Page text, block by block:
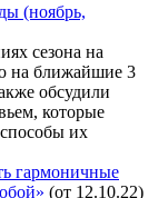
(ноябрь,
сезона на
на ближайшие 3
обсудили
которые
их
гармоничные
(от 12.10.22)